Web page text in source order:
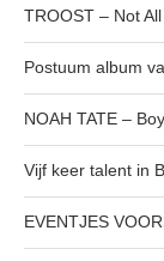
TROOST – Not
Postuum album
NOAH TATE –
Vijf keer talent in
EVENTJES